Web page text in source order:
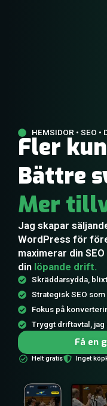
HEMSIDOR • SEO •
Fler
Bättre
Mer
Jag skapar
WordPress för
maximerar din
din löpande drift.
Skräddarsydda,
Strategisk SEO
Fokus på
Tryggt driftavtal,
Få en
Helt gratis Inget